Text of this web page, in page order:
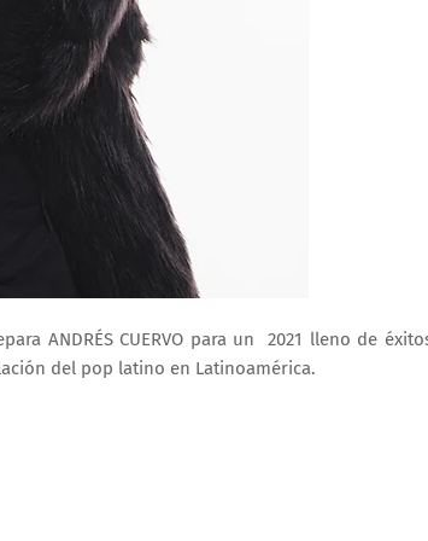
ANDRÉS CUERVO para un 2021 lleno de
del pop latino en Latinoamérica.